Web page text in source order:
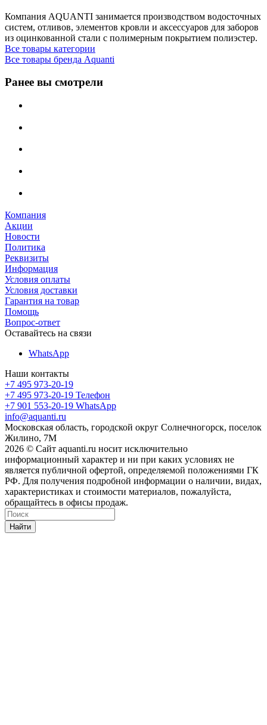
Компания AQUANTI занимается производством водосточных
систем, отливов, элементов кровли и аксессуаров для заборов
из оцинкованной стали с полимерным покрытием полиэстер.
Все товары категории
Все товары бренда Aquanti
Ранее вы смотрели
Компания
Акции
Новости
Политика
Реквизиты
Информация
Условия оплаты
Условия доставки
Гарантия на товар
Помощь
Вопрос-ответ
Оставайтесь на связи
WhatsApp
Наши контакты
+7 495 973-20-19
+7 495 973-20-19 Телефон
+7 901 553-20-19 WhatsApp
info@aquanti.ru
Московская область, городской округ Солнечногорск, поселок
Жилино, 7М
2026 © Сайт aquanti.ru носит исключительно
информационный характер и ни при каких условиях не
является публичной офертой, определяемой положениями ГК
РФ. Для получения подробной информации о наличии, видах,
характеристиках и стоимости материалов, пожалуйста,
обращайтесь в офисы продаж.
Найти